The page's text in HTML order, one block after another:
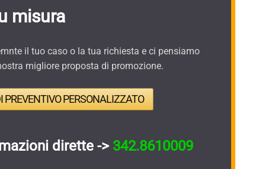
misura
il tuo caso o la tua richiesta e ci pensiamo
migliore proposta di promozione.
PREVENTIVO PERSONALIZZATO
dirette -> 342.8610009